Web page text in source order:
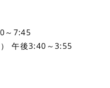
～7:45
午後3:40～3:55